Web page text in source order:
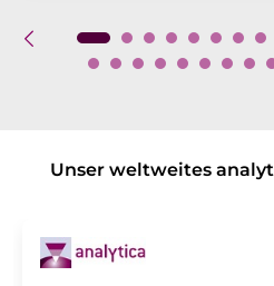
Unser weltweites